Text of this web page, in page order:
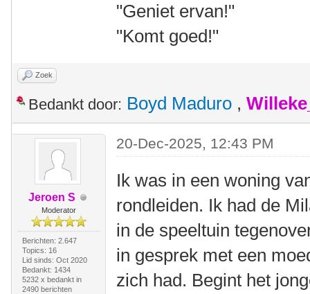
"Geniet ervan!"
"Komt goed!"
Zoek
Bedankt door: Boyd Maduro ,
Jeroen S
Moderator
Berichten: 2.647
Topics: 16
Lid sinds: Oct 2020
Bedankt: 1434
5232 x bedankt in
2490 berichten
20-Dec-2025, 12:43 PM
Ik was in een woning
rondleiden. Ik had de
in de speeltuin
in gesprek met een
zich had. Begint het